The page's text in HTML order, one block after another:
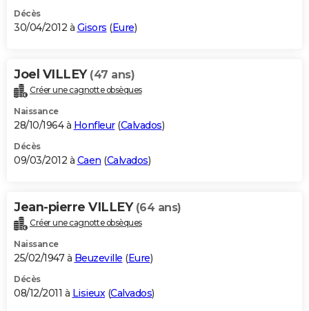
Décès
30/04/2012 à Gisors (Eure)
Joel VILLEY (47 ans)
Créer une cagnotte obsèques
Naissance
28/10/1964 à Honfleur(Calvados)
Décès
09/03/2012 à Caen (Calvados)
Jean-pierre VILLEY (64 ans)
Créer une cagnotte obsèques
Naissance
25/02/1947 à Beuzeville (Eure)
Décès
08/12/2011 à Lisieux(Calvados)